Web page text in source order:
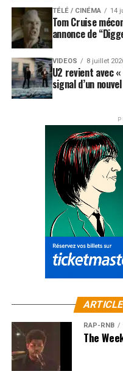
TÉLÉ / CINÉMA 14
Tom Cruise
annonce de
VIDEOS 8 juillet
U2 revient avec
signal d’un
RAP-RNB
The